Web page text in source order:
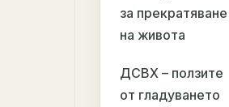
за прекратяване
на живота
ДСВХ – ползите
от гладуването